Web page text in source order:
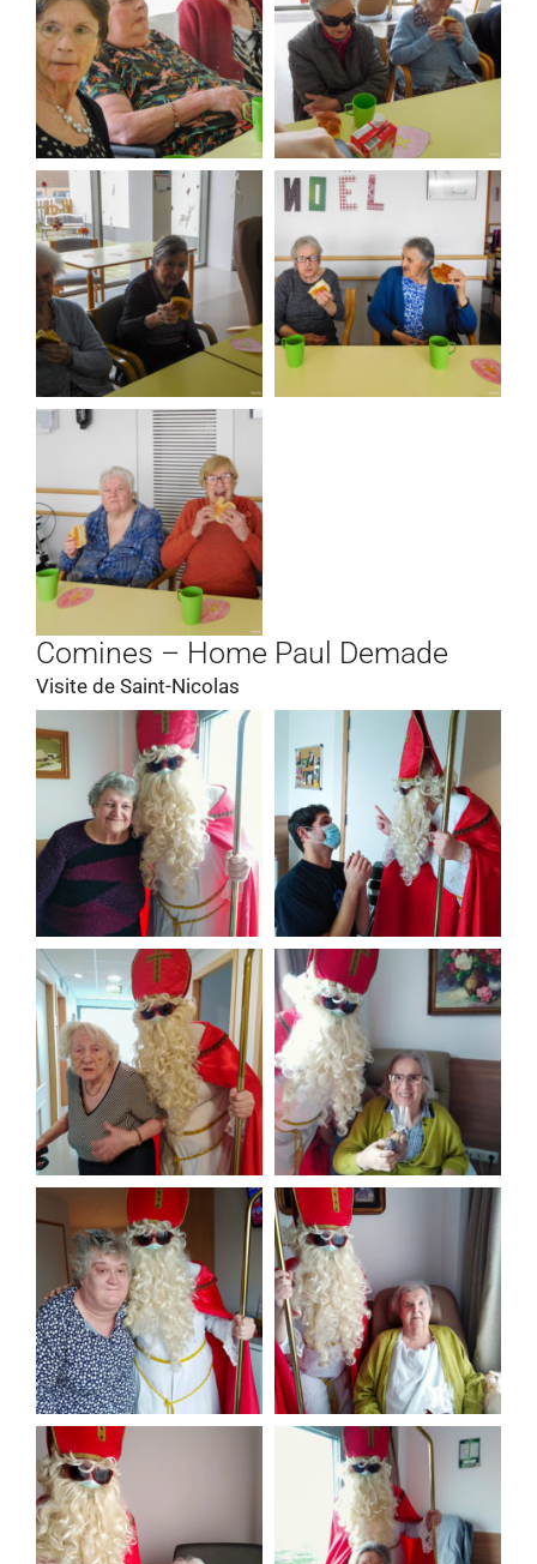
Comines – Home Paul Demade
Visite de Saint-Nicolas